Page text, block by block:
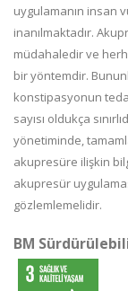
uygulamanın insan
inanılmaktadır.
müdahaledir ve
bir yöntemdir.
konstipasyonun
sayısı oldukça
yönetiminde,
akupresüre ilişkin
akupresür
gözlemlemelidir.
BM